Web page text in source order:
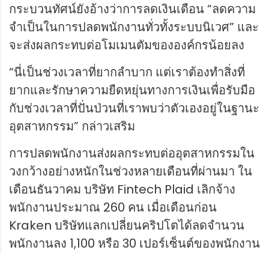
กระบวนทัศน์ยังอ้างว่าการลดเงินเดือน “ลดความ
จำเป็นในการปลดพนักงานทั่วทั้งระบบนิเวศ” และ
จะส่งผลกระทบต่อโมเมนตัมขององค์กรน้อยลง
“นี่เป็นช่วงเวลาที่ยากลำบาก แต่เราต้องทำสิ่งที่
ยากและรักษาความยืดหยุ่นทางการเงินเพื่อรับมือ
กับช่วงเวลาที่ปั่นป่วนที่เราพบว่าตัวเองอยู่ในฐานะ
อุตสาหกรรม” กล่าวเสริม
การปลดพนักงานส่งผลกระทบต่ออุตสาหกรรมใน
วงกว้างอย่างหนักในช่วงหลายเดือนที่ผ่านมา ใน
เดือนธันวาคม บริษัท Fintech Plaid เลิกจ้าง
พนักงานประมาณ 260 คน เมื่อเดือนก่อน
Kraken บริษัทแลกเปลี่ยนคริปโตได้ลดจำนวน
พนักงานลง 1,100 หรือ 30 เปอร์เซ็นต์ของพนักงาน